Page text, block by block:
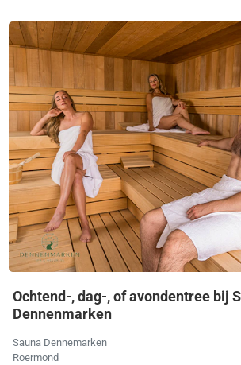
Ochtend-, dag-, of avondentree bij
Dennenmarken
Sauna Dennemarken
Roermond